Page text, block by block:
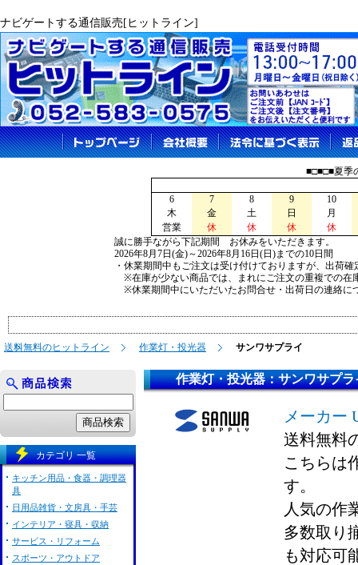
ナビゲートする通信販売[ヒットライン]
■□■□■夏季
6 7 8 9
10
木
金 土 日
月
営業
休 休 休
休
誠に勝手ながら下記期間 お休みをいただきます。
2026年8月7日(金)～2026年8月16日(日)までの10日間
・休業期間中もご注文は受け付けておりますが、出荷
※在庫が少ない商品では、まれにご注文の重複での在
※休業期間中にいただいたお問合せ・出荷日の連絡に
送料無料のヒットライン 作業灯・投光器 サンワサプライ
作業灯・投光器：サンワサプラ
メーカー
送料無料
こちらは
す。
人気の作
多数取り
も対応可
カテゴリ 一覧
キッチン用品・食器・調理器
具
日用品雑貨・文房具・手芸
インテリア・寝具・収納
サービス・リフォーム
スポーツ・アウトドア